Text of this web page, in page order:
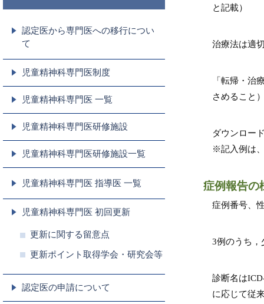
と記載）
治療法は適
「転帰・治
さめること
ダウンロー
※記入例は
症例報告の
症例番号、
3例のうち，
診断名は
に応じて従
認定医から専門医への移行につい
て
児童精神科専門医制度
児童精神科専門医 一覧
児童精神科専門医研修施設
児童精神科専門医研修施設一覧
児童精神科専門医 指導医 一覧
児童精神科専門医 初回更新
更新に関する留意点
更新ポイント取得学会・研究会等
認定医の申請について